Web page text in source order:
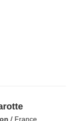
/ France